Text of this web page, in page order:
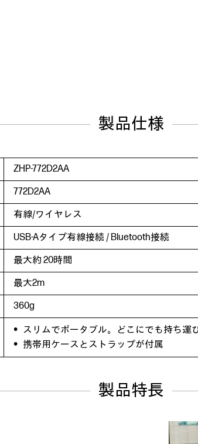
製品仕様
ZHP-772D2AA
772D2AA
有線/ワイヤレス
USB-Aタイプ有線接続 / Bluetooth接続
最大約 20時間
最大2m
360g
スリムでポータブル。どこにでも持ち運
携帯用ケースとストラップが付属
製品特長